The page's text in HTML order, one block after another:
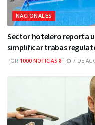
NACIONALES
Sector hotelero reporta
simplificar trabas
POR 1000 NOTICIAS 8 7 DE